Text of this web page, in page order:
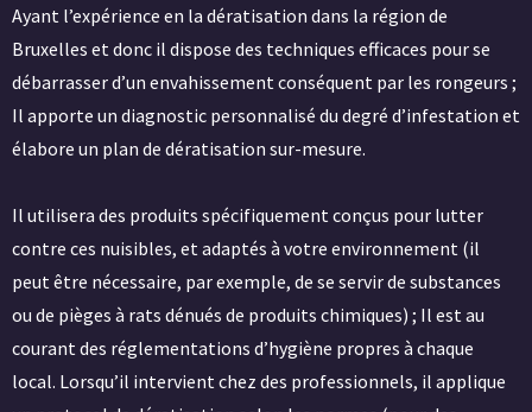
Ayant l’expérience en la dératisation dans la région de
Bruxelles et donc il dispose des techniques efficaces pour se
débarrasser d’un envahissement conséquent par les rongeurs ;
Il apporte un diagnostic personnalisé du degré d’infestation et
élabore un plan de dératisation sur-mesure.
Il utilisera des produits spécifiquement conçus pour lutter
contre ces nuisibles, et adaptés à votre environnement (il
peut être nécessaire, par exemple, de se servir de substances
ou de pièges à rats dénués de produits chimiques) ; Il est au
courant des réglementations d’hygiène propres à chaque
local. Lorsqu’il intervient chez des professionnels, il applique